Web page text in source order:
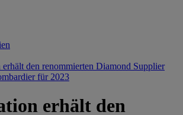
den renommierten Diamond Supplier
für 2023
erhält den